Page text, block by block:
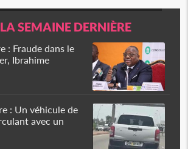
SEMAINE DERNIÈRE
: Fraude dans le
Ibrahime
: Un véhicule de
avec un